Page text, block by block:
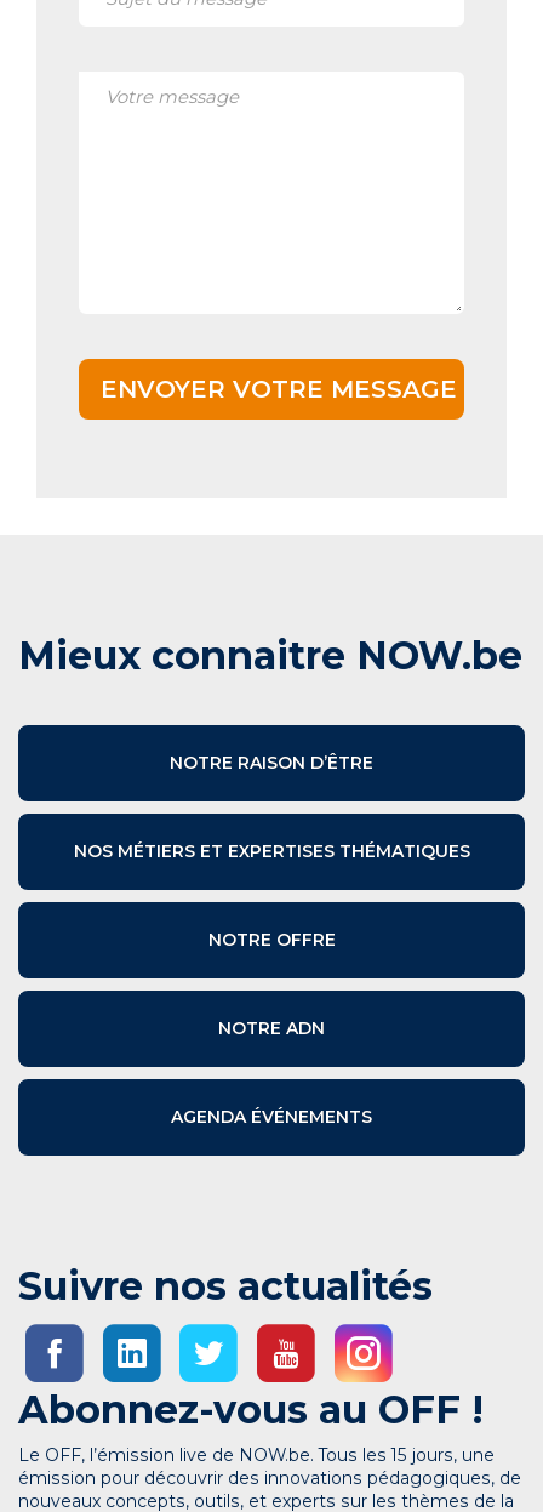
Mieux connaitre NOW.be
NOTRE RAISON D’ÊTRE
NOS MÉTIERS ET EXPERTISES THÉMATIQUES
NOTRE OFFRE
NOTRE ADN
AGENDA ÉVÉNEMENTS
Suivre nos actualités
Abonnez-vous au OFF !
Le OFF, l’émission live de NOW.be. Tous les 15 jours, une
émission pour découvrir des innovations pédagogiques, de
nouveaux concepts, outils, et experts sur les thèmes de la